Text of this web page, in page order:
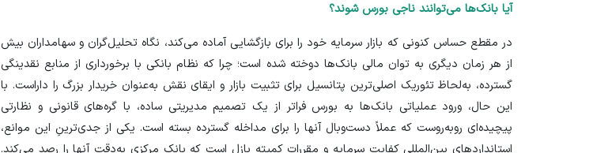
آیا بانک‌ها می‌توانند ناجی بورس شوند؟
در مقطع حساس کنونی که بازار سرمایه خود را برای بازگشایی آماده می‌کند، نگاه تحلیل‌گران و سهامداران بیش
از هر زمان دیگری به توان مالی بانک‌ها دوخته شده است؛ چرا که نظام بانکی با برخورداری از منابع نقدینگی
گسترده، به‌لحاظ تئوریک اصلی‌ترین پتانسیل برای تثبیت بازار و ایقای نقش به‌عنوان خریدار بزرگ را داراست. با
این حال، ورود عملیاتی بانک‌ها به بورس فراتر از یک تصمیم مدیریتی ساده، با گره‌های قانونی و نظارتی
پیچیده‌ای روبه‌روست که عملاً دست‌وبال آنها را برای مداخله گسترده بسته است. یکی از جدی‌ترینِ این موانع،
استاندارد‌های بین‌المللی کفایت سرمایه و مقررات کمیته بازل است که بانک مرکزی به‌دقت آنها را رصد می‌کند.